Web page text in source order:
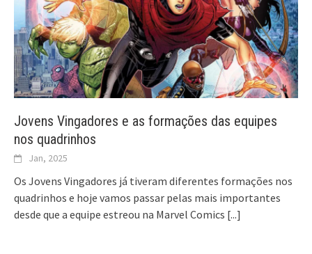
Jovens Vingadores e as formações das equipes
nos quadrinhos
Jan, 2025
Os Jovens Vingadores já tiveram diferentes formações nos
quadrinhos e hoje vamos passar pelas mais importantes
desde que a equipe estreou na Marvel Comics [...]